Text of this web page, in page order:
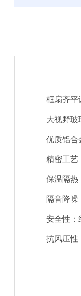
框扇齐平
大视野玻
优质铝合
精密工艺
保温隔热
隔音降噪
安全性：
抗风压性